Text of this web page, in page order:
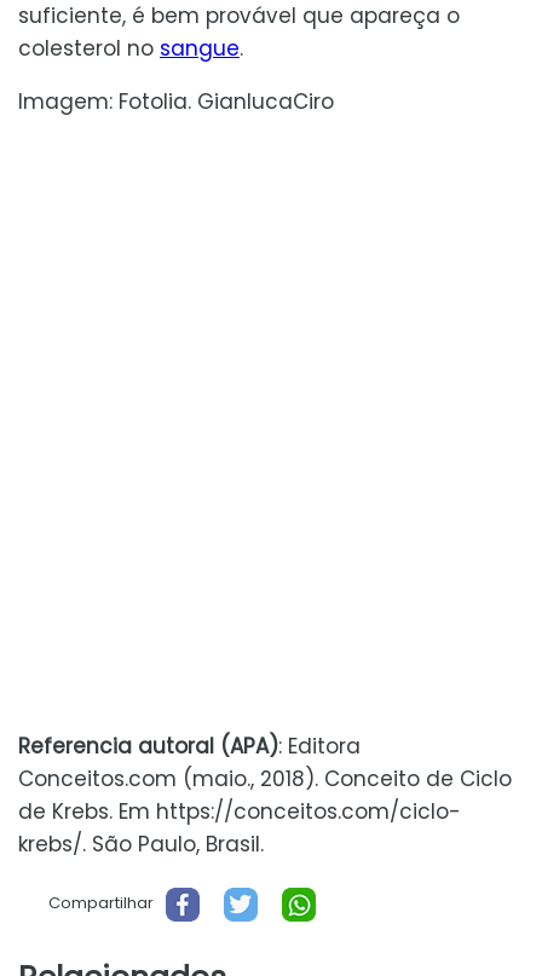
suficiente, é bem provável que apareça o
colesterol no sangue.
Imagem: Fotolia. GianlucaCiro
Referencia autoral (APA): Editora
Conceitos.com (maio., 2018). Conceito de Ciclo
de Krebs. Em https://conceitos.com/ciclo-
krebs/. São Paulo, Brasil.
Compartilhar